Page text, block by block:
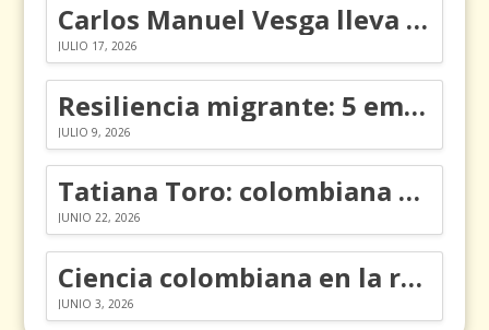
Carlos Manuel Vesga lleva el nombre de Colombia a los Emmy
JULIO 17, 2026
Resiliencia migrante: 5 emociones y cómo gestionarlas
JULIO 9, 2026
Tatiana Toro: colombiana que cambió la historia de las matemáticas
JUNIO 22, 2026
Ciencia colombiana en la revolución de los órganos en chips
JUNIO 3, 2026